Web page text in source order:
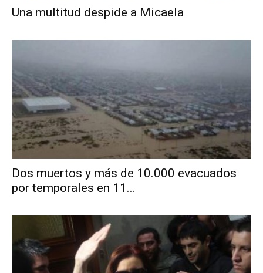
Una multitud despide a Micaela
Dos muertos y más de 10.000 evacuados
por temporales en 11...